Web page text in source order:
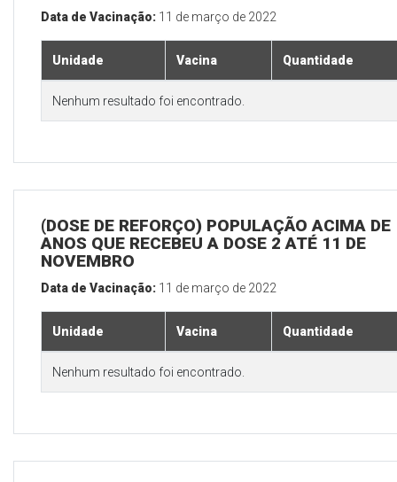
Data de Vacinação: 11 de março de 2022
Unidade Vacina Quantidade
Nenhum resultado foi encontrado.
(DOSE DE REFORÇO) POPULAÇÃO ACIMA DE
ANOS QUE RECEBEU A DOSE 2 ATÉ 11 DE
NOVEMBRO
Data de Vacinação: 11 de março de 2022
Unidade Vacina Quantidade
Nenhum resultado foi encontrado.